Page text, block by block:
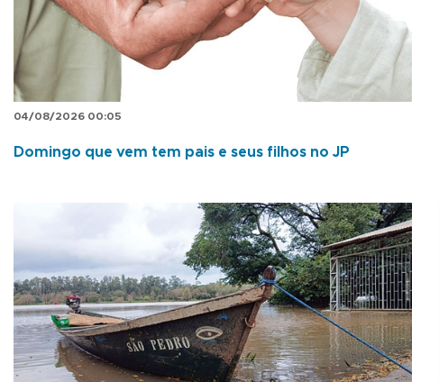
04/08/2026 00:05
Domingo que vem tem pais e seus filhos no JP